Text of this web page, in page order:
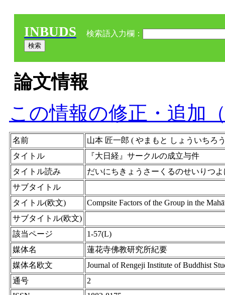
INBUDS 検索語入力欄：
論文情報
この情報の修正・追加
名前
山本 匠一郎 ( やまもと しょういちろう
タイトル
『大日経』サークルの成立与件
タイトル読み
だいにちきょうさーくるのせいりつ
サブタイトル
タイトル(欧文)
Compsite Factors of the Group in the
サブタイトル(欧文)
該当ページ
1-57(L)
媒体名
蓮花寺佛教研究所紀要
媒体名欧文
Journal of Rengeji Institute of Buddhist
通号
2